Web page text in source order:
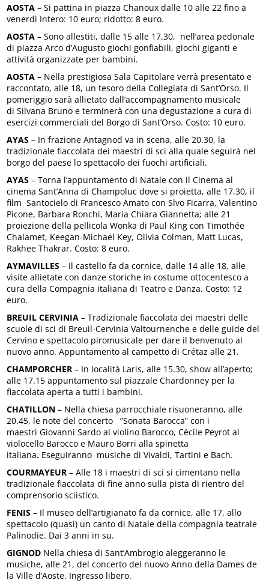
AOSTA – Si pattina in piazza Chanoux dalle 10 alle 22 fino a
venerdì Intero: 10 euro; ridotto: 8 euro.
AOSTA – Sono allestiti, dalle 15 alle 17.30, nell’area pedonale
di piazza Arco d’Augusto giochi gonfiabili, giochi giganti e
attività organizzate per bambini.
AOSTA – Nella prestigiosa Sala Capitolare verrà presentato e
raccontato, alle 18, un tesoro della Collegiata di Sant’Orso. Il
pomeriggio sarà allietato dall’accompagnamento musicale
di Silvana Bruno e terminerà con una degustazione a cura di
esercizi commerciali del Borgo di Sant’Orso. Costo: 10 euro.
AYAS – In frazione Antagnod va in scena, alle 20.30, la
tradizionale fiaccolata dei maestri di sci alla quale seguirà nel
borgo del paese lo spettacolo dei fuochi artificiali.
AYAS – Torna l’appuntamento di Natale con il Cinema al
cinema Sant’Anna di Champoluc dove si proietta, alle 17.30, il
film Santocielo di Francesco Amato con Slvo Ficarra, Valentino
Picone, Barbara Ronchi, Maria Chiara Giannetta; alle 21
proiezione della pellicola Wonka di Paul King con Timothée
Chalamet, Keegan-Michael Key, Olivia Colman, Matt Lucas,
Rakhee Thakrar. Costo: 8 euro.
AYMAVILLES – Il castello fa da cornice, dalle 14 alle 18, alle
visite allietate con danze storiche in costume ottocentesco a
cura della Compagnia italiana di Teatro e Danza. Costo: 12
euro.
BREUIL CERVINIA – Tradizionale fiaccolata dei maestri delle
scuole di sci di Breuil-Cervinia Valtournenche e delle guide del
Cervino e spettacolo piromusicale per dare il benvenuto al
nuovo anno. Appuntamento al campetto di Crétaz alle 21.
CHAMPORCHER – In località Laris, alle 15.30, show all’aperto;
alle 17.15 appuntamento sul piazzale Chardonney per la
fiaccolata aperta a tutti i bambini.
CHATILLON – Nella chiesa parrocchiale risuoneranno, alle
20.45, le note del concerto ”Sonata Barocca” con i
maestri Giovanni Sardo al violino Barocco, Cécile Peyrot al
violocello Barocco e Mauro Borri alla spinetta
italiana. Eseguiranno musiche di Vivaldi, Tartini e Bach.
COURMAYEUR – Alle 18 i maestri di sci si cimentano nella
tradizionale fiaccolata di fine anno sulla pista di rientro del
comprensorio sciistico.
FENIS – Il museo dell’artigianato fa da cornice, alle 17, allo
spettacolo (quasi) un canto di Natale della compagnia teatrale
Palinodie. Dai 3 anni in su.
GIGNOD Nella chiesa di Sant’Ambrogio aleggeranno le
musiche, alle 21, del concerto del nuovo Anno della Dames de
la Ville d’Aoste. Ingresso libero.